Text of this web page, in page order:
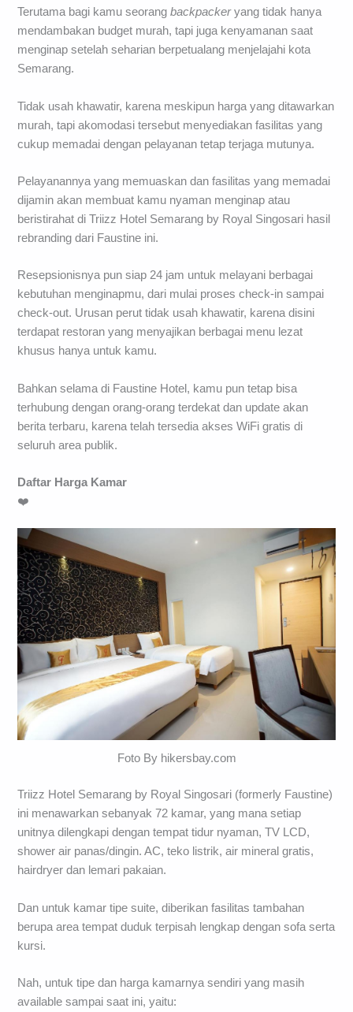
Terutama bagi kamu seorangbackpackeryang tidak hanya
mendambakan budget murah, tapi juga kenyamanan saat
menginap setelah seharian berpetualang menjelajahi kota
Semarang.
Tidak usah khawatir, karena meskipun harga yang ditawarkan
murah, tapi akomodasi tersebut menyediakan fasilitas yang
cukup memadai dengan pelayanan tetap terjaga mutunya.
Pelayanannya yang memuaskan dan fasilitas yang memadai
dijamin akan membuat kamu nyaman menginap atau
beristirahat di Triizz Hotel Semarang by Royal Singosari hasil
rebranding dari Faustine ini.
Resepsionisnya pun siap 24 jam untuk melayani berbagai
kebutuhan menginapmu, dari mulai proses check-in sampai
check-out. Urusan perut tidak usah khawatir, karena disini
terdapat restoran yang menyajikan berbagai menu lezat
khusus hanya untuk kamu.
Bahkan selama di Faustine Hotel, kamu pun tetap bisa
terhubung dengan orang-orang terdekat dan update akan
berita terbaru, karena telah tersedia akses WiFi gratis di
seluruh area publik.
Daftar Harga Kamar
❤️
Foto By hikersbay.com
Triizz Hotel Semarang by Royal Singosari (formerly Faustine)
ini menawarkan sebanyak 72 kamar, yang mana setiap
unitnya dilengkapi dengan tempat tidur nyaman, TV LCD,
shower air panas/dingin. AC, teko listrik, air mineral gratis,
hairdryer dan lemari pakaian.
Dan untuk kamar tipe suite, diberikan fasilitas tambahan
berupa area tempat duduk terpisah lengkap dengan sofa serta
kursi.
Nah, untuk tipe dan harga kamarnya sendiri yang masih
available sampai saat ini, yaitu: